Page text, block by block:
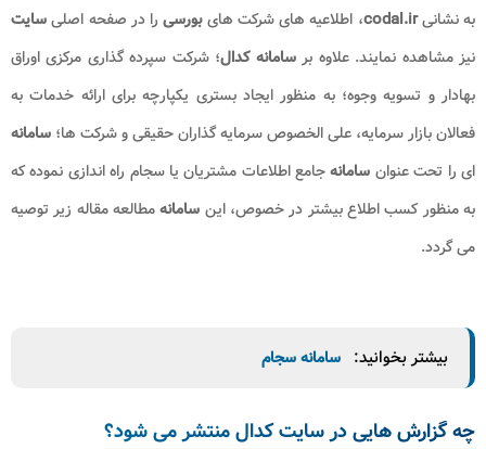
به نشانیcodal.ir ، اطلاعیه های شرکت هایبورسیرا در صفحه اصلیسایت
نیز مشاهده نمایند. علاوه برسامانه کدال؛ شرکت سپرده گذاری مرکزی اوراق
بهادار و تسویه وجوه؛ به منظور ایجاد بستری یکپارچه برای ارائه خدمات به
فعالان بازار سرمایه، علی الخصوص سرمایه گذاران حقیقی و شرکت ها؛ سامانه
ای را تحت عنوان سامانهجامع اطلاعات مشتریان یا سجام راه اندازی نموده که
به منظور کسب اطلاع بیشتر در خصوص، این سامانهمطالعه مقاله زیر توصیه
می گردد.
بیشتر بخوانید: سامانه سجام
چه گزارش‌ هایی در سایت کدال منتشر می‎ ‌شود؟